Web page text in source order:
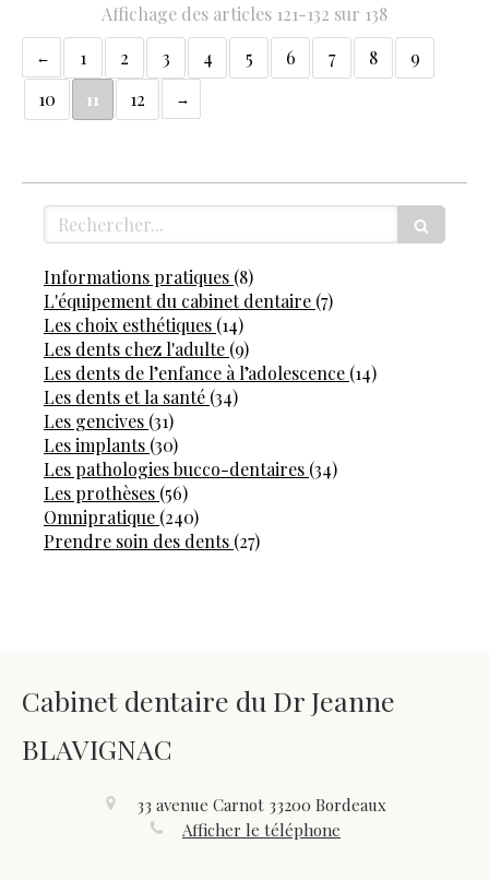
Affichage des articles 121-132 sur 138
1
2 3 4 5 6 7 8
9
10
11 12
Rechercher
Informations pratiques (8)Articles Count
L'équipement du cabinet dentaire (7)Articles Count
Les choix esthétiques (14)Articles Count
Les dents chez l'adulte (9)Articles Count
Les dents de l’enfance à l’adolescence (14)Articles Count
Les dents et la santé (34)Articles Count
Les gencives (31)Articles Count
Les implants (30)Articles Count
Les pathologies bucco-dentaires (34)Articles Count
Les prothèses (56)Articles Count
Omnipratique (240)Articles Count
Prendre soin des dents (27)Articles Count
Cabinet dentaire du Dr Jeanne
BLAVIGNAC
33 avenue Carnot 33200 Bordeaux
Afficher le téléphone